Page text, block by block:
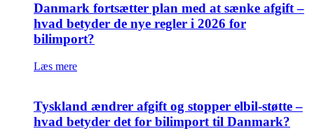
Danmark fortsætter plan med at sænke afgift –
hvad betyder de nye regler i 2026 for
bilimport?
Læs mere
Tyskland ændrer afgift og stopper elbil-støtte –
hvad betyder det for bilimport til Danmark?